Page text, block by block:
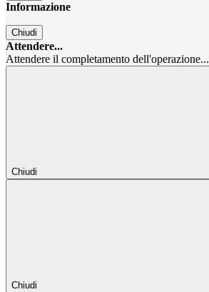
Informazione
Chiudi
Attendere...
Attendere il completamento dell'operazione...
Chiudi
Chiudi